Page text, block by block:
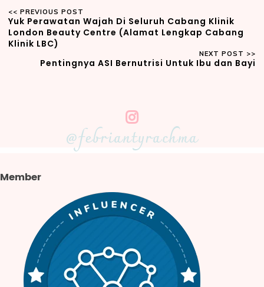
Yuk Perawatan Wajah Di Seluruh Cabang Klinik
London Beauty Centre (Alamat Lengkap Cabang
Klinik LBC)
Pentingnya ASI Bernutrisi Untuk Ibu dan Bayi
@febriantyrachma
Member